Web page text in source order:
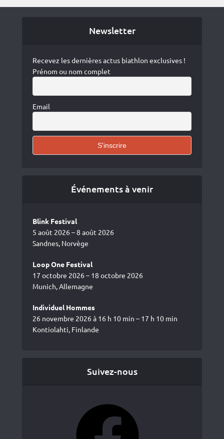
Newsletter
Recevez les dernières actus biathlon exclusives !
Prénom ou nom complet
Email
Événements à venir
Blink Festival
5 août 2026 – 8 août 2026
Sandnes, Norvège
Loop One Festival
17 octobre 2026 – 18 octobre 2026
Munich, Allemagne
Individuel Hommes
26 novembre 2026 à 16 h 10 min – 17 h 10 min
Kontiolahti, Finlande
Suivez-nous